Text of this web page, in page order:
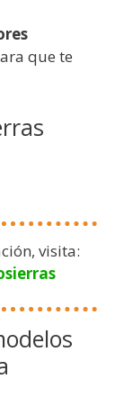
que te
visita: